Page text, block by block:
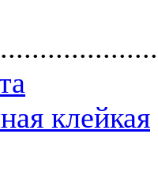
клейкая